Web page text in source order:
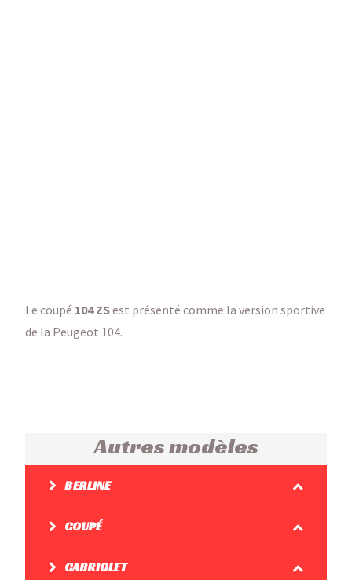
Le coupé 104 ZSest présenté comme la version sportive
de la Peugeot 104.
Autres modèles
BERLINE
COUPÉ
CABRIOLET